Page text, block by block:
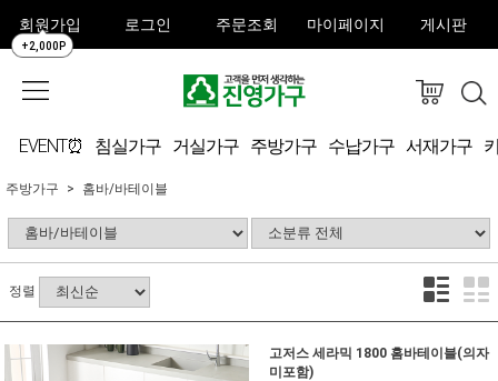
회원가입
+2,000P
로그인 주문조회 마이페이지 게시판
EVENT⏰ 침실가구 거실가구 주방가구 수납가구 서재가구
주방가구 홈바/바테이블
정렬
고저스 세라믹 1800 홈바테이블(의자
미포함)